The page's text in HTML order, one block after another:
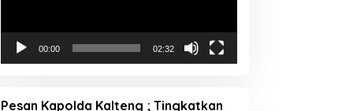
00:00 02:32
Pesan Kapolda Kalteng ; Tingkatkan